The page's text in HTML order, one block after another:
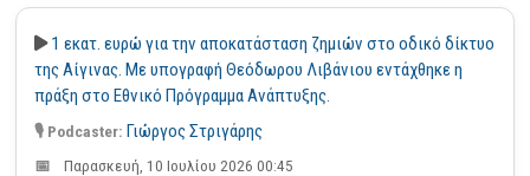
1 εκατ. ευρώ για την αποκατάσταση ζημιών στο οδικό δίκτυο
της Αίγινας. Με υπογραφή Θεόδωρου Λιβάνιου εντάχθηκε η
πράξη στο Εθνικό Πρόγραμμα Ανάπτυξης.
Γιώργος Στριγάρης
Παρασκευή, 10 Ιουλίου 2026 00:45